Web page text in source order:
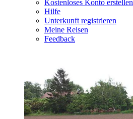
Kostenloses Konto erstellen
Hilfe
Unterkunft registrieren
Meine Reisen
Feedback